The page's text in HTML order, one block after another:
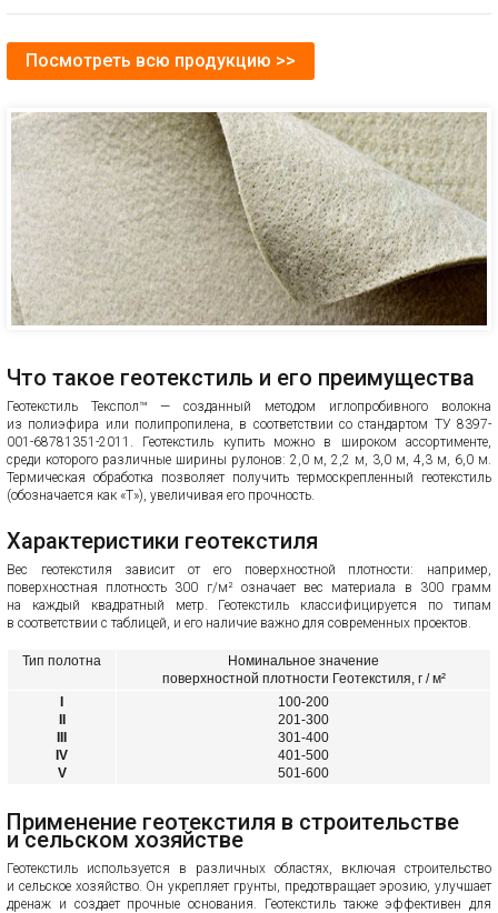
Посмотреть всю продукцию >>
Что такое геотекстиль и его преимущества
Геотекстиль Текспол™ — созданный методом иглопробивного волокна
из полиэфира или полипропилена, в соответствии со стандартом ТУ 8397-
001-68781351-2011. Геотекстиль купить можно в широком ассортименте,
среди которого различные ширины рулонов: 2,0 м, 2,2 м, 3,0 м, 4,3 м, 6,0 м.
Термическая обработка позволяет получить термоскрепленный геотекстиль
(обозначается как «Т»), увеличивая его прочность.
Характеристики геотекстиля
Вес геотекстиля зависит от его поверхностной плотности: например,
поверхностная плотность 300 г/м² означает вес материала в 300 грамм
на каждый квадратный метр. Геотекстиль классифицируется по типам
в соответствии с таблицей, и его наличие важно для современных проектов.
Тип полотна
Номинальное значение
поверхностной плотности Геотекстиля, г / м²
IV
V
100-200
201-300
301-400
401-500
501-600
Применение геотекстиля в строительстве
и сельском хозяйстве
Геотекстиль используется в различных областях, включая строительство
и сельское хозяйство. Он укрепляет грунты, предотвращает эрозию, улучшает
дренаж и создает прочные основания. Геотекстиль также эффективен для